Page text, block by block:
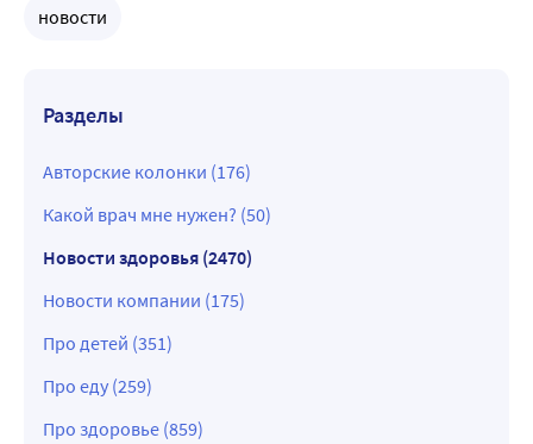
новости
Разделы
Авторские колонки (176)
Какой врач мне нужен? (50)
Новости здоровья (2470)
Новости компании (175)
Про детей (351)
Про еду (259)
Про здоровье (859)